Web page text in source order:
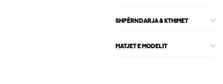
SHPËRNDARJA & KTHIMET
MATJET E MODELIT